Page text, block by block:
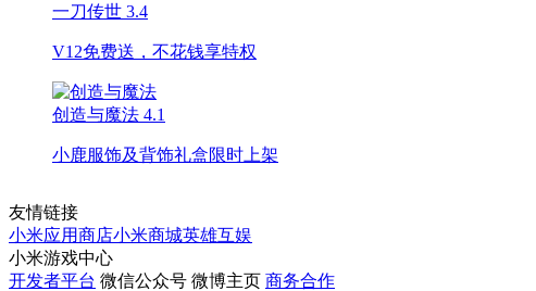
一刀传世 3.4
V12免费送，不花钱享特权
创造与魔法 4.1
小鹿服饰及背饰礼盒限时上架
友情链接
小米应用商店小米商城英雄互娱
小米游戏中心
开发者平台 微信公众号 微博主页 商务合作